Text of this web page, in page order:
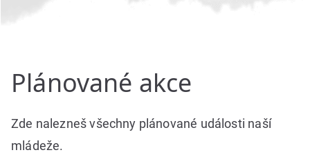
Plánované akce
Zde nalezneš všechny plánované události naší
mládeže.